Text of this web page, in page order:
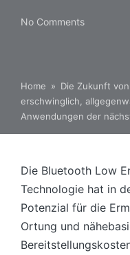
No Comments
Home » Die Zukunft
erschwinglich,
Anwendungen der
Die Bluetooth Low
Technologie hat in
Potenzial für die
Ortung und